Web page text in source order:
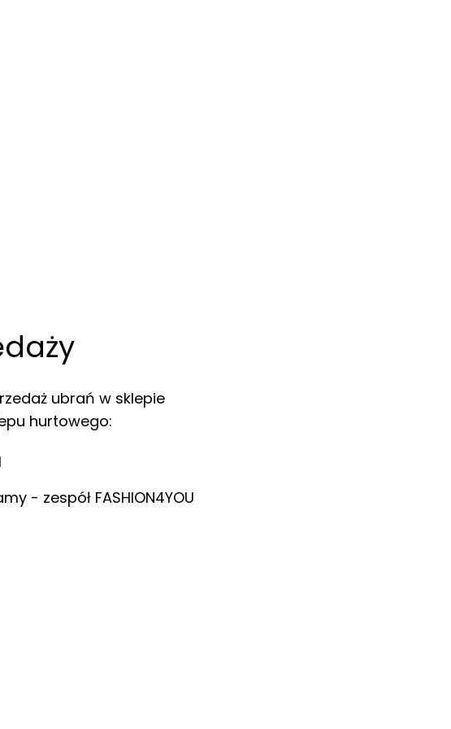
ubrań w sklepie
hurtowego:
- zespół FASHION4YOU